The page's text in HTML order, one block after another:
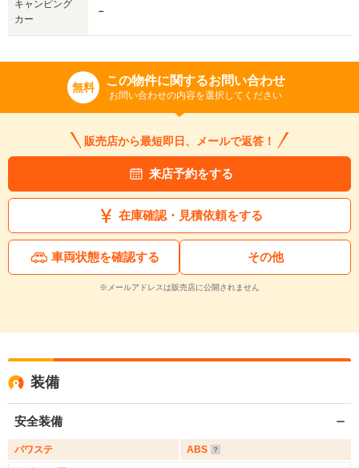
キャンピング
カー
－
無料 この物件に関するお問い合わせ
お問い合わせの内容を選択してください
販売店から最短即日、メールで返答！
来店予約をする
在庫確認・見積依頼をする
車両状態を確認する その他
※メールアドレスは販売店に公開されません
装備
安全装備
パワステ
ABS